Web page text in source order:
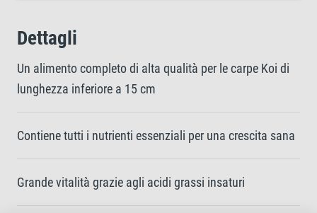
Dettagli
Un alimento completo di alta qualità per le carpe Koi di
lunghezza inferiore a 15 cm
Contiene tutti i nutrienti essenziali per una crescita sana
Grande vitalità grazie agli acidi grassi insaturi